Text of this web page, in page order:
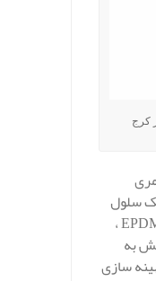
کرج
سلول
بسته STI FLEX از جنس EPDM ،
سال پیش به
سازی